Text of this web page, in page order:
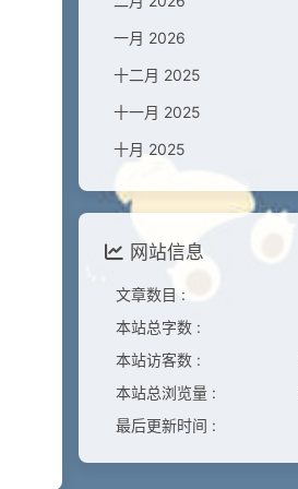
一月 2026
十二月 2025
十一月 2025
十月 2025
网站信息
文章数目 :
本站总字数 :
本站访客数 :
本站总浏览量 :
最后更新时间 :